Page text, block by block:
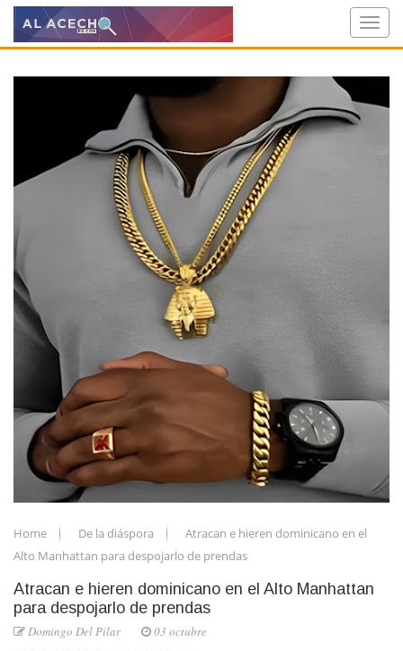
Home De la diáspora
Atracan e hieren dominicano en el
Alto Manhattan para despojarlo de prendas
Atracan e hieren dominicano en el Alto Manhattan
para despojarlo de prendas
Domingo Del Pilar 03 octubre